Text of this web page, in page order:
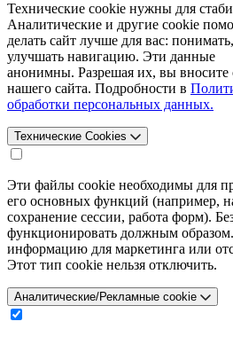
Технические cookie нужны для
Аналитические и другие cookie
делать сайт лучше для вас:
улучшать навигацию. Эти данные
анонимны. Разрешая их, вы вносите
нашего сайта. Подробности в
обработки персональных данных.
Технические Cookies
Эти файлы cookie необходимы для
его основных функций (например,
сохранение сессии, работа форм).
функционировать должным
информацию для маркетинга или
Этот тип cookie нельзя отключить.
Аналитические/Рекламные cookie